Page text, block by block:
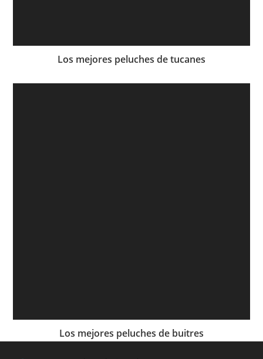
Los mejores peluches de tucanes
Los mejores peluches de buitres